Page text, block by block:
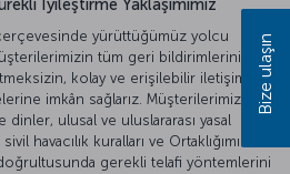
İyileştirme Yaklaşımımız
çerçevesinde yürüttüğümüz yolcu
tüm geri bildirimlerini
kolay ve erişilebilir iletişim
imkân sağlarız. Müşterilerimizi
dinler, ulusal ve uluslararası yasal
havacılık kuralları ve Ortaklığımızın
gerekli telafi yöntemlerini
Bize ulaşın